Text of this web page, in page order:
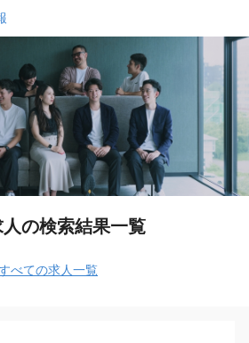
の検索結果一覧
べての求人一覧